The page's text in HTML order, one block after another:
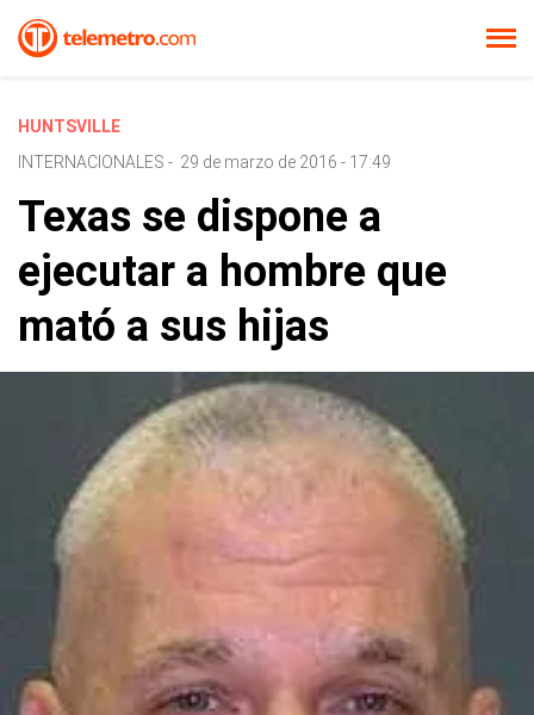
HUNTSVILLE
INTERNACIONALES - 29 de marzo de 2016 - 17:49
Texas se dispone a
ejecutar a hombre que
mató a sus hijas